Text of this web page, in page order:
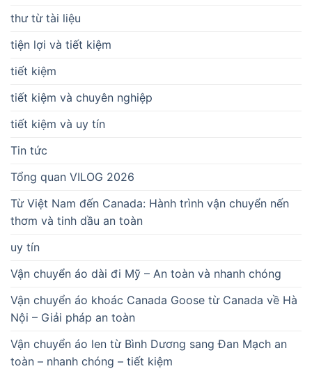
thư từ tài liệu
tiện lợi và tiết kiệm
tiết kiệm
tiết kiệm và chuyên nghiệp
tiết kiệm và uy tín
Tin tức
Tổng quan VILOG 2026
Từ Việt Nam đến Canada: Hành trình vận chuyển nến
thơm và tinh dầu an toàn
uy tín
Vận chuyển áo dài đi Mỹ – An toàn và nhanh chóng
Vận chuyển áo khoác Canada Goose từ Canada về Hà
Nội – Giải pháp an toàn
Vận chuyển áo len từ Bình Dương sang Đan Mạch an
toàn – nhanh chóng – tiết kiệm